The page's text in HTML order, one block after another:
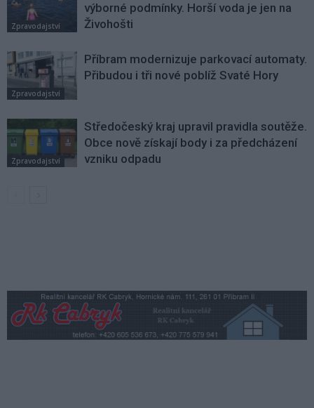
Zpravodajství
výborné podmínky. Horší voda je jen na
Živohošti
Zpravodajství
Příbram modernizuje parkovací automaty.
Přibudou i tři nové poblíž Svaté Hory
Zpravodajství
Středočeský kraj upravil pravidla soutěže.
Obce nově získají body i za předcházení
vzniku odpadu